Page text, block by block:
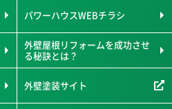
パワーハウスWEBチラシ
外壁屋根リフォームを成功させ
る秘訣とは？
外壁塗装サイト